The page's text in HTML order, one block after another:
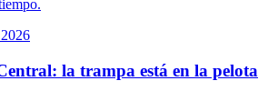
la trampa está en la pelota